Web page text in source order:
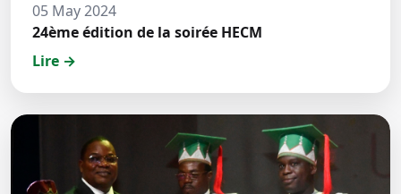
05 May 2024
24ème édition de la soirée HECM
Lire →